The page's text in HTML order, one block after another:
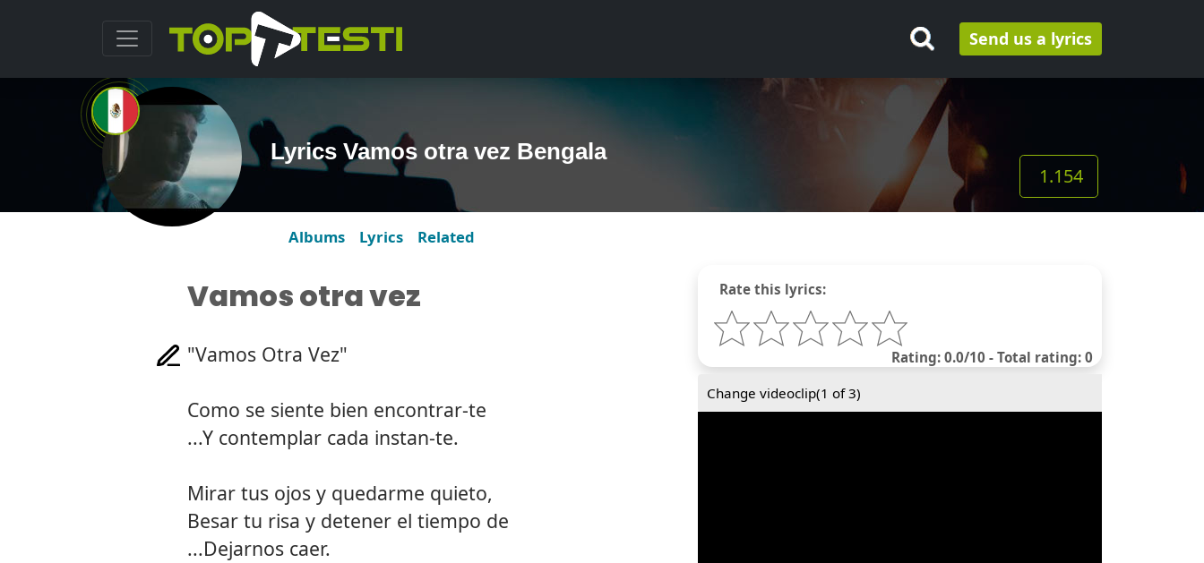
Send us a lyrics
Lyrics Vamos otra vez Bengala
1.154
Albums Lyrics Related
Rate this lyrics:
Rating: 0.0/10 - Total rating: 0
Change videoclip(1 of 3)
Vamos otra vez
"Vamos Otra Vez"
Como se siente bien encontrar-te
...Y contemplar cada instan-te.
Mirar tus ojos y quedarme quieto,
Besar tu risa y detener el tiempo de
...Dejarnos caer.